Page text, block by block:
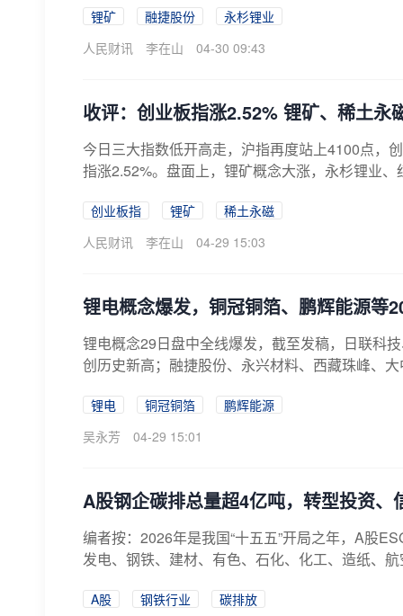
锂矿 融捷股份
永杉锂业
人民财讯
李在山 04-30 09:43
收评：创业板指涨2.52% 锂矿、稀土永
今日三大指数低开高走，沪指再度站上4100点，
指涨2.52%。盘面上，锂矿概念大涨，永杉锂业
创业板指 锂矿
稀土永磁
人民财讯
李在山 04-29 15:03
锂电概念爆发，铜冠铜箔、鹏辉能源等
锂电概念29日盘中全线爆发，截至发稿，日联科
创历史新高；融捷股份、永兴材料、西藏珠峰、
锂电 铜冠铜箔
鹏辉能源
吴永芳
04-29 15:01
A股钢企碳排总量超4亿吨，转型投资、
编者按：2026年是我国“十五五”开局之年，A股
发电、钢铁、建材、有色、石化、化工、造纸、
A股 钢铁行业
碳排放